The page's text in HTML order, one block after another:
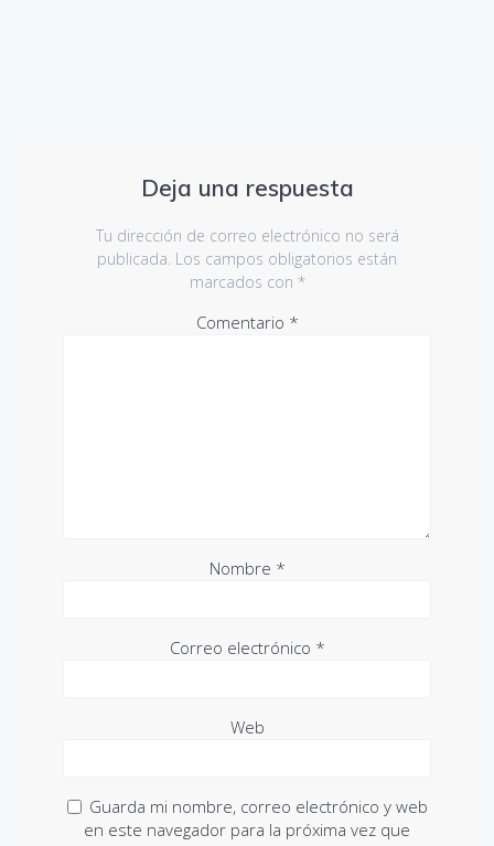
Deja una respuesta
Tu dirección de correo electrónico no será
publicada. Los campos obligatorios están
marcados con *
Comentario *
Nombre *
Correo electrónico *
Web
Guarda mi nombre, correo electrónico y web
en este navegador para la próxima vez que